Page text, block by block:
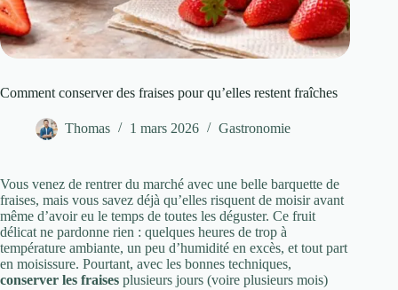
Comment conserver des fraises​ pour qu’elles restent fraîches
Thomas 1 mars 2026 Gastronomie
Vous venez de rentrer du marché avec une belle barquette de
fraises, mais vous savez déjà qu’elles risquent de moisir avant
même d’avoir eu le temps de toutes les déguster. Ce fruit
délicat ne pardonne rien : quelques heures de trop à
température ambiante, un peu d’humidité en excès, et tout part
en moisissure. Pourtant, avec les bonnes techniques,
conserver les fraises plusieurs jours (voire plusieurs mois)